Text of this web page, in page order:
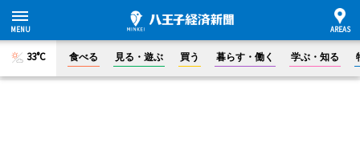
33°C 食べる 見る・遊ぶ 買う 暮らす・働く 学ぶ・知る